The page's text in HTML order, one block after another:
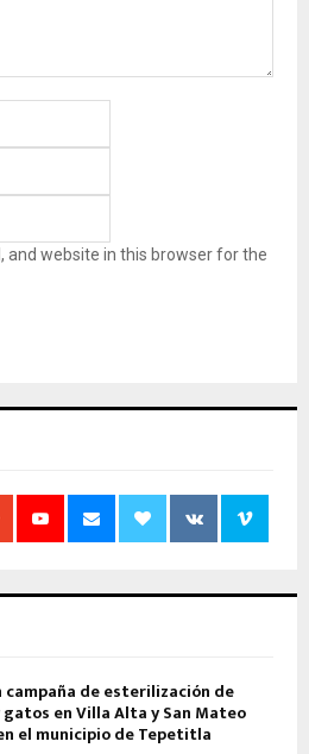
and website in this browser for the
campaña de esterilización de
en Villa Alta y San Mateo
el municipio de Tepetitla